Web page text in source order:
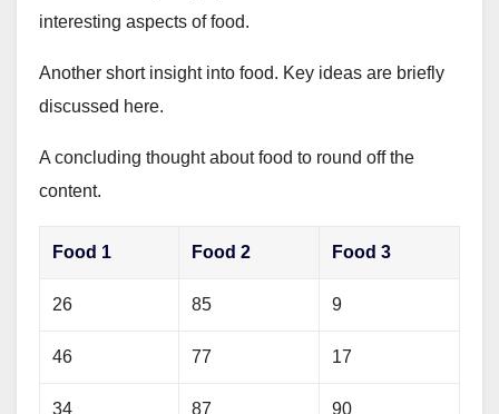
interesting aspects of food.
Another short insight into food. Key ideas are briefly
discussed here.
A concluding thought about food to round off the
content.
Food 1 Food 2 Food 3
26 85 9
46 77 17
34 87 90